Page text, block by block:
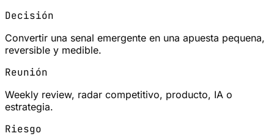
Decisión
Convertir una senal emergente en una apuesta pequena,
reversible y medible.
Reunión
Weekly review, radar competitivo, producto, IA o
estrategia.
Riesgo